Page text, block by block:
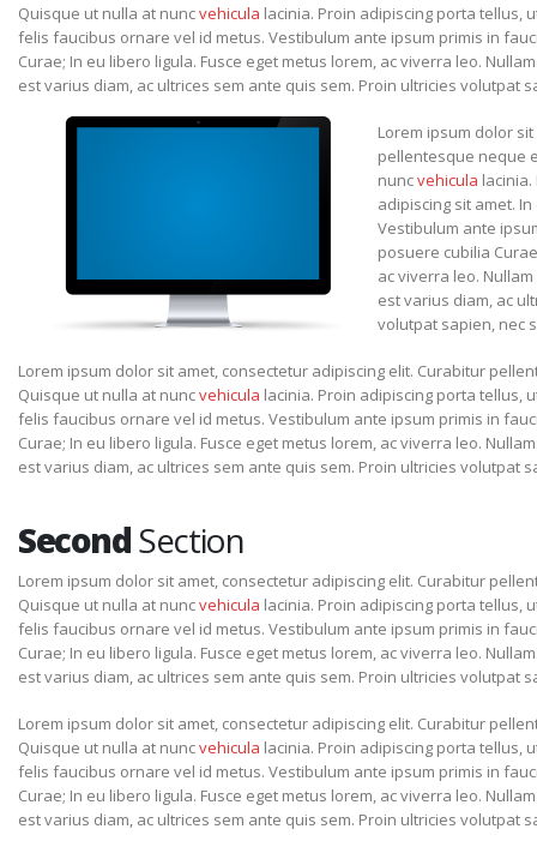
Quisque ut nulla at nuncvehicula lacinia. Proin adipiscing porta tellus,
felis faucibus ornare vel id metus. Vestibulum ante ipsum primis in
Curae; In eu libero ligula. Fusce eget metus lorem, ac viverra leo.
est varius diam, ac ultrices sem ante quis sem. Proin ultricies volutpat
Lorem ipsum dolor
pellentesque neque
nuncvehicula
adipiscing sit amet.
Vestibulum ante
posuere cubilia
ac viverra leo.
est varius diam, ac
volutpat sapien, nec
Lorem ipsum dolor sit amet, consectetur adipiscing elit. Curabitur
Quisque ut nulla at nuncvehicula lacinia. Proin adipiscing porta tellus,
felis faucibus ornare vel id metus. Vestibulum ante ipsum primis in
Curae; In eu libero ligula. Fusce eget metus lorem, ac viverra leo.
est varius diam, ac ultrices sem ante quis sem. Proin ultricies volutpat
SecondSection
Lorem ipsum dolor sit amet, consectetur adipiscing elit. Curabitur
Quisque ut nulla at nuncvehicula lacinia. Proin adipiscing porta tellus,
felis faucibus ornare vel id metus. Vestibulum ante ipsum primis in
Curae; In eu libero ligula. Fusce eget metus lorem, ac viverra leo.
est varius diam, ac ultrices sem ante quis sem. Proin ultricies volutpat
Lorem ipsum dolor sit amet, consectetur adipiscing elit. Curabitur
Quisque ut nulla at nuncvehicula lacinia. Proin adipiscing porta tellus,
felis faucibus ornare vel id metus. Vestibulum ante ipsum primis in
Curae; In eu libero ligula. Fusce eget metus lorem, ac viverra leo.
est varius diam, ac ultrices sem ante quis sem. Proin ultricies volutpat